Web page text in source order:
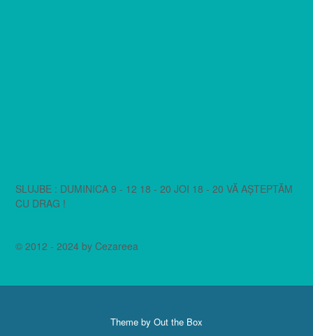
SLUJBE : DUMINICA 9 - 12 18 - 20 JOI 18 - 20 VĂ AȘTEPTĂM
CU DRAG !
© 2012 - 2024 by Cezareea
Theme by Out the Box